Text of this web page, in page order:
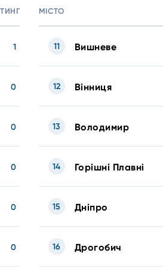
1
0
0
0
0
0
МІСТО
Вишневе
11
Вінниця
12
Володимир
13
Горішні Плавні
14
Дніпро
15
Дрогобич
16